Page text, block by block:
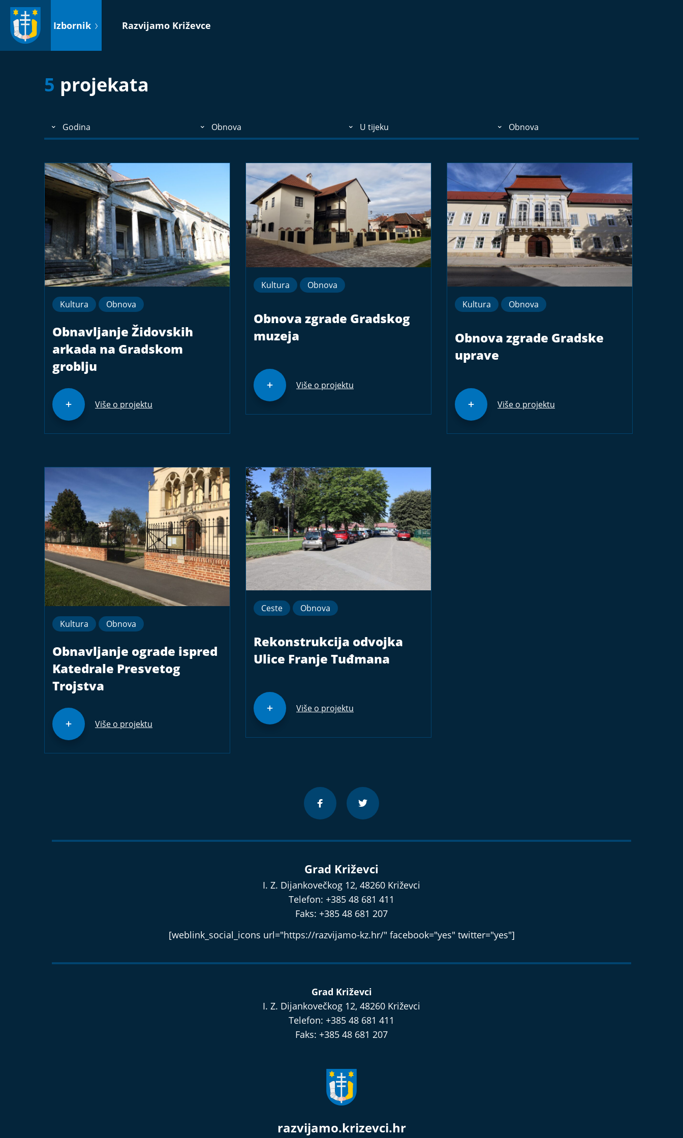
sadržaj
Izbornik Razvijamo Križevce
5 projekata
Godina Obnova U tijeku Obnova
Kultura Obnova
Obnavljanje Židovskih
arkada na Gradskom
groblju
Više o projektu
Kultura Obnova
Obnova zgrade Gradskog
muzeja
Više o projektu
Kultura Obnova
Obnova zgrade Gradske
uprave
Više o projektu
Kultura Obnova
Obnavljanje ograde ispred
Katedrale Presvetog
Trojstva
Više o projektu
Ceste Obnova
Rekonstrukcija odvojka
Ulice Franje Tuđmana
Više o projektu
Grad Križevci
I. Z. Dijankovečkog 12, 48260 Križevci
Telefon: +385 48 681 411
Faks: +385 48 681 207
[weblink_social_icons url="https://razvijamo-kz.hr/" facebook="yes" twitter="yes"]
Grad Križevci
I. Z. Dijankovečkog 12, 48260 Križevci
Telefon: +385 48 681 411
Faks: +385 48 681 207
razvijamo.krizevci.hr